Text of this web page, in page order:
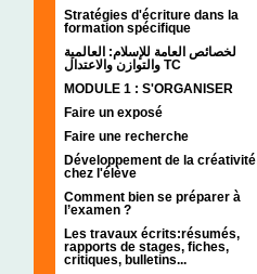
Stratégies d'écriture dans la
formation spécifique
لخصائص العامة للإسلام: العالمية
والتوازن والاعتدال TC
MODULE 1 : S'ORGANISER
Faire un exposé
Faire une recherche
Développement de la créativité
chez l'élève
Comment bien se préparer à
l’examen ?
Les travaux écrits:résumés,
rapports de stages, fiches,
critiques, bulletins...